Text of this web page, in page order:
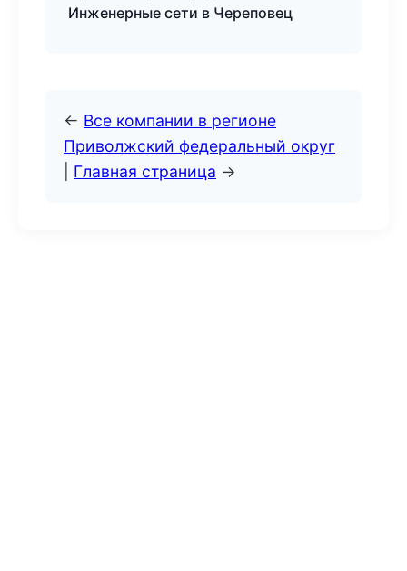
Инженерные сети в Череповец
← Все компании в регионе
Приволжский федеральный округ
Главная страница →